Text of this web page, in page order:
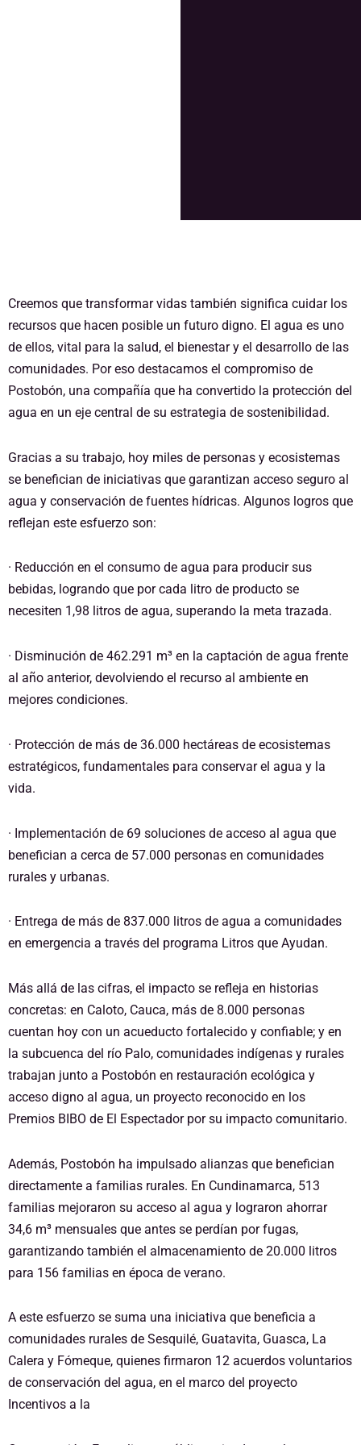
Creemos que transformar vidas también significa cuidar los
recursos que hacen posible un futuro digno. El agua es uno
de ellos, vital para la salud, el bienestar y el desarrollo de las
comunidades. Por eso destacamos el compromiso de
Postobón, una compañía que ha convertido la protección del
agua en un eje central de su estrategia de sostenibilidad.
Gracias a su trabajo, hoy miles de personas y ecosistemas
se benefician de iniciativas que garantizan acceso seguro al
agua y conservación de fuentes hídricas. Algunos logros que
reflejan este esfuerzo son:
· Reducción en el consumo de agua para producir sus
bebidas, logrando que por cada litro de producto se
necesiten 1,98 litros de agua, superando la meta trazada.
· Disminución de 462.291 m³ en la captación de agua frente
al año anterior, devolviendo el recurso al ambiente en
mejores condiciones.
· Protección de más de 36.000 hectáreas de ecosistemas
estratégicos, fundamentales para conservar el agua y la
vida.
· Implementación de 69 soluciones de acceso al agua que
benefician a cerca de 57.000 personas en comunidades
rurales y urbanas.
· Entrega de más de 837.000 litros de agua a comunidades
en emergencia a través del programa Litros que Ayudan.
Más allá de las cifras, el impacto se refleja en historias
concretas: en Caloto, Cauca, más de 8.000 personas
cuentan hoy con un acueducto fortalecido y confiable; y en
la subcuenca del río Palo, comunidades indígenas y rurales
trabajan junto a Postobón en restauración ecológica y
acceso digno al agua, un proyecto reconocido en los
Premios BIBO de El Espectador por su impacto comunitario.
Además, Postobón ha impulsado alianzas que benefician
directamente a familias rurales. En Cundinamarca, 513
familias mejoraron su acceso al agua y lograron ahorrar
34,6 m³ mensuales que antes se perdían por fugas,
garantizando también el almacenamiento de 20.000 litros
para 156 familias en época de verano.
A este esfuerzo se suma una iniciativa que beneficia a
comunidades rurales de Sesquilé, Guatavita, Guasca, La
Calera y Fómeque, quienes firmaron 12 acuerdos voluntarios
de conservación del agua, en el marco del proyecto
Incentivos a la